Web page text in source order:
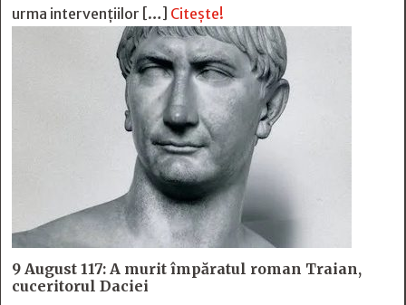
urma intervențiilor […] Citește!
9 August 117: A murit împăratul roman Traian,
cuceritorul Daciei